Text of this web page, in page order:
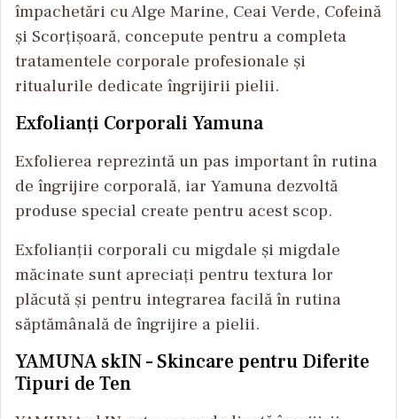
împachetări cu Alge Marine, Ceai Verde, Cofeină
și Scorțișoară, concepute pentru a completa
tratamentele corporale profesionale și
ritualurile dedicate îngrijirii pielii.
Exfolianți Corporali Yamuna
Exfolierea reprezintă un pas important în rutina
de îngrijire corporală, iar Yamuna dezvoltă
produse special create pentru acest scop.
Exfolianții corporali cu migdale și migdale
măcinate sunt apreciați pentru textura lor
plăcută și pentru integrarea facilă în rutina
săptămânală de îngrijire a pielii.
YAMUNA skIN – Skincare pentru Diferite
Tipuri de Ten